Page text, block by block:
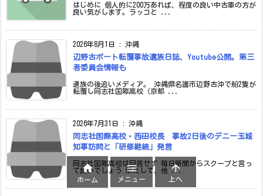
はじめに 個人的に200万あれば、程度の良い中古車の方が
良い気がします。ラッコと ...
2026年8月1日 : 沖縄
辺野古ボート転覆事故遺族日誌、Youtube公開。第三
者委員会情報も
遺族の後追いメディア。 沖縄県名護市辺野古沖で船2隻が
転覆し同志社国際高校（京都 ...
2026年7月31日 : 沖縄
同志社国際高校・西田校長 事故2日後のデニー玉城
知事訪問と「研修継続」発言
同志社国際高校は回答せず 毎日新聞からスクープと言っ
て良いでしょう 果たして、他 ...

ホーム

メニュー

上へ